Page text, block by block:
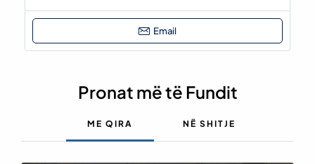
Email
Pronat më të Fundit
ME QIRA NË SHITJE